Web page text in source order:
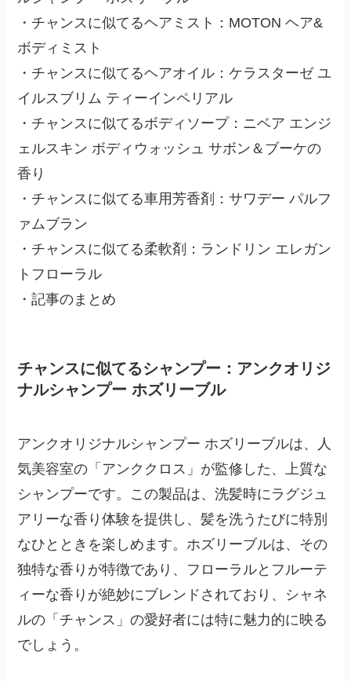
・チャンスに似てるヘアミスト：MOTON ヘア&
ボディミスト
・チャンスに似てるヘアオイル：ケラスターゼ ユ
イルスブリム ティーインペリアル
・チャンスに似てるボディソープ：ニベア エンジ
ェルスキン ボディウォッシュ サボン＆ブーケの
香り
・チャンスに似てる車用芳香剤：サワデー パルフ
ァムブラン
・チャンスに似てる柔軟剤：ランドリン エレガン
トフローラル
・記事のまとめ
チャンスに似てるシャンプー：アンクオリジ
ナルシャンプー ホズリーブル
アンクオリジナルシャンプー ホズリーブルは、人
気美容室の「アンククロス」が監修した、上質な
シャンプーです。この製品は、洗髪時にラグジュ
アリーな香り体験を提供し、髪を洗うたびに特別
なひとときを楽しめます。ホズリーブルは、その
独特な香りが特徴であり、 フローラルとフルーテ
ィーな香りが絶妙にブレンド されており、シャネ
ルの「チャンス」の愛好者には特に魅力的に映る
でしょう。